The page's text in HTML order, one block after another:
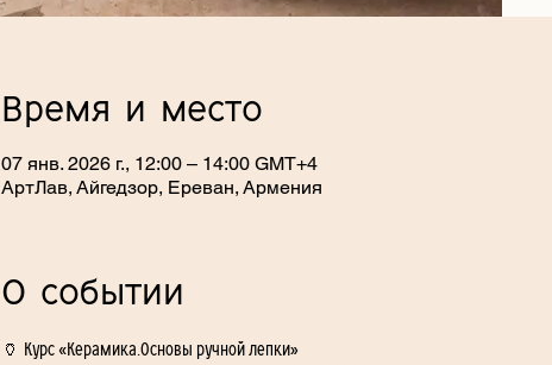
Время и место
07 янв. 2026 г., 12:00 – 14:00 GMT+4
АртЛав, Айгедзор, Ереван, Армения
О событии
🏺 Курс «Керамика.Основы ручной лепки»